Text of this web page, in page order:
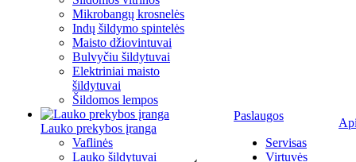
Mikrobangų krosnelės
Indų šildymo spintelės
Maisto džiovintuvai
Bulvyčiu šildytuvai
Elektriniai maisto
šildytuvai
Šildomos lempos
Lauko prekybos įranga
Vaflinės
Lauko šildytuvai
Paslaugos
Servisas
Virtuvės